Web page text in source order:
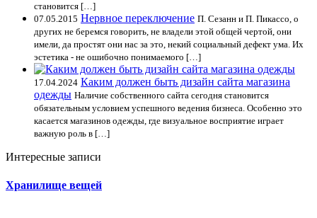
становится […]
07.05.2015 Нервное переключение П. Сезанн и П. Пикассо, о
других не беремся говорить, не владели этой общей чертой, они
имели, да простят они нас за это, некий социальный дефект ума. Их
эстетика - не ошибочно понимаемого […]
17.04.2024 Каким должен быть дизайн сайта магазина
одежды Наличие собственного сайта сегодня становится
обязательным условием успешного ведения бизнеса. Особенно это
касается магазинов одежды, где визуальное восприятие играет
важную роль в […]
Интересные записи
Хранилище вещей